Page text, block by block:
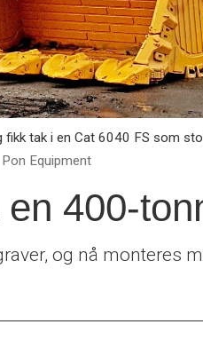
tak i en Cat 6040 FS som
Pon Equipment
400-
og nå monteres